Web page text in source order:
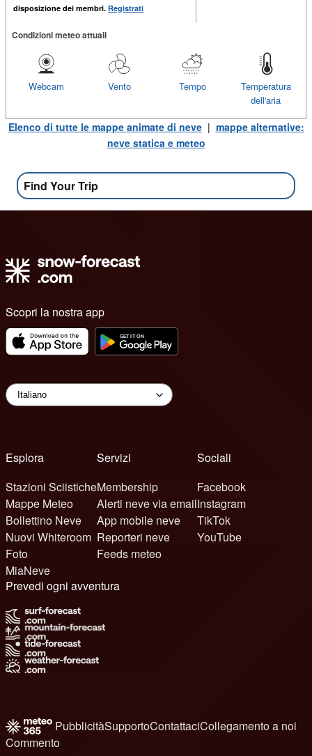
disposizione dei membri. Registrati
Condizioni meteo attuali
Temperatura
dell'aria
Tempo
Vento
Webcam
Elenco di tutte le mappe animate di neve| mappe alternative:
neve statica e meteo
Find Your Trip
Scopri la nostra app
Esplora
Stazioni Sciistiche
Mappe Meteo
Bollettino Neve
Nuovi Whiteroom
Foto
MiaNeve
Servizi
Membership
Alerti neve via email
App mobile neve
Reporteri neve
Feeds meteo
Sociali
Facebook
Instagram
TikTok
YouTube
Prevedi ogni avventura
PubblicitàSupportoContattaciCollegamento a noi
Commento